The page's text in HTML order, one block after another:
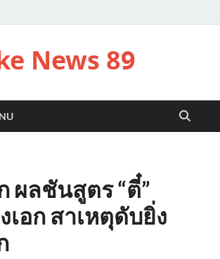
News 89
ผลชันสูตร “ตี๋”
เอก สาเหตุดับยิ่ง